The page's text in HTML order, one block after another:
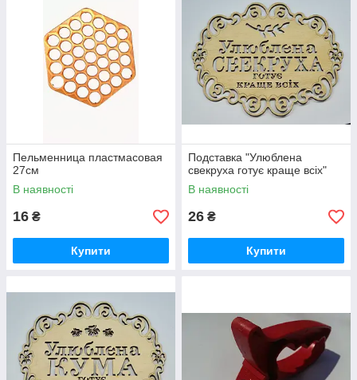
Пельменница пластмасовая
27см
В наявності
16 ₴
Купити
Подставка "Улюблена
свекруха готує краще всіх"
В наявності
26 ₴
Купити